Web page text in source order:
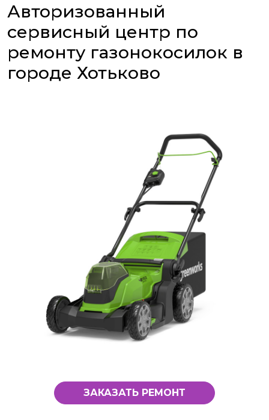
Авторизованный
сервисный центр по
ремонту газонокосилок в
городе Хотьково
ЗАКАЗАТЬ РЕМОНТ